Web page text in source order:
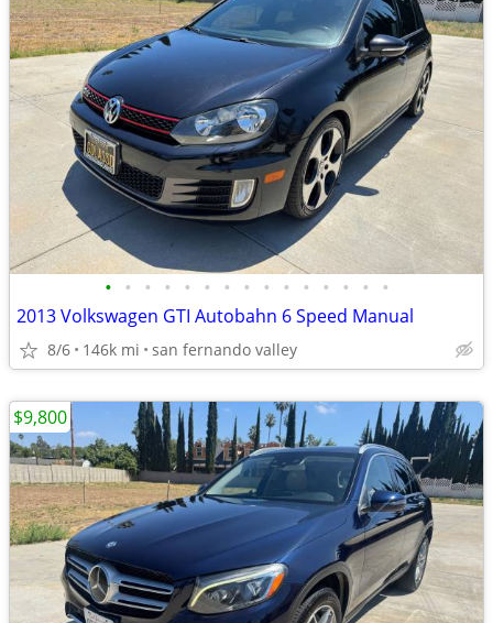
• • • • • • • • • • • • • • •
2013 Volkswagen GTI Autobahn 6 Speed Manual
8/6 146k mi san fernando valley
$9,800